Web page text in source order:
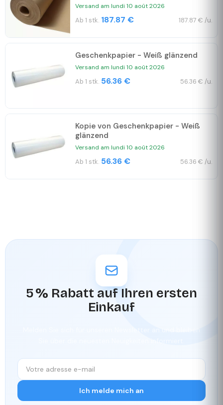
Versand am lundi 10 août 2026
Ab 1 stk. 187.87 € 187.87 € /u.
Geschenkpapier - Weiß glänzend
Versand am lundi 10 août 2026
Ab 1 stk. 56.36 € 56.36 € /u.
Kopie von Geschenkpapier - Weiß
glänzend
Versand am lundi 10 août 2026
Ab 1 stk. 56.36 € 56.36 € /u.
5 % Rabatt auf Ihren ersten
Einkauf
Ich melde mich an